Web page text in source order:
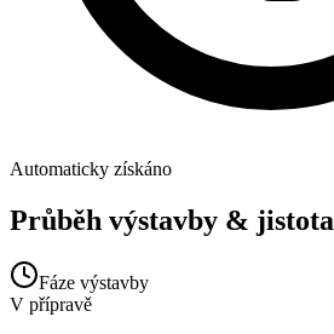
Automaticky získáno
Průběh výstavby & jistota
Fáze výstavby
V přípravě